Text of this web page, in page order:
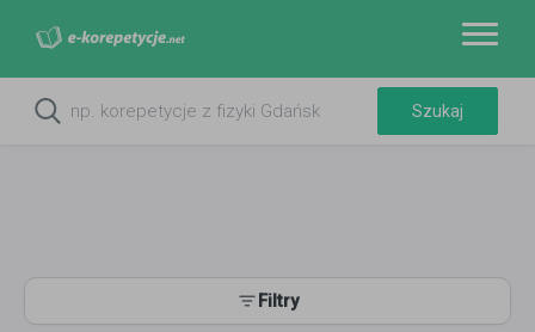
Filtry